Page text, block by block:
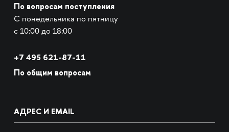
По вопросам поступления
С понедельника по пятницу
с 10:00 до 18:00
+7 495 621-87-11
По общим вопросам
АДРЕС И EMAIL